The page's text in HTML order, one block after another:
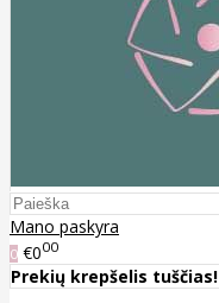
Mano paskyra
0 €000
Prekių krepšelis tuščias!